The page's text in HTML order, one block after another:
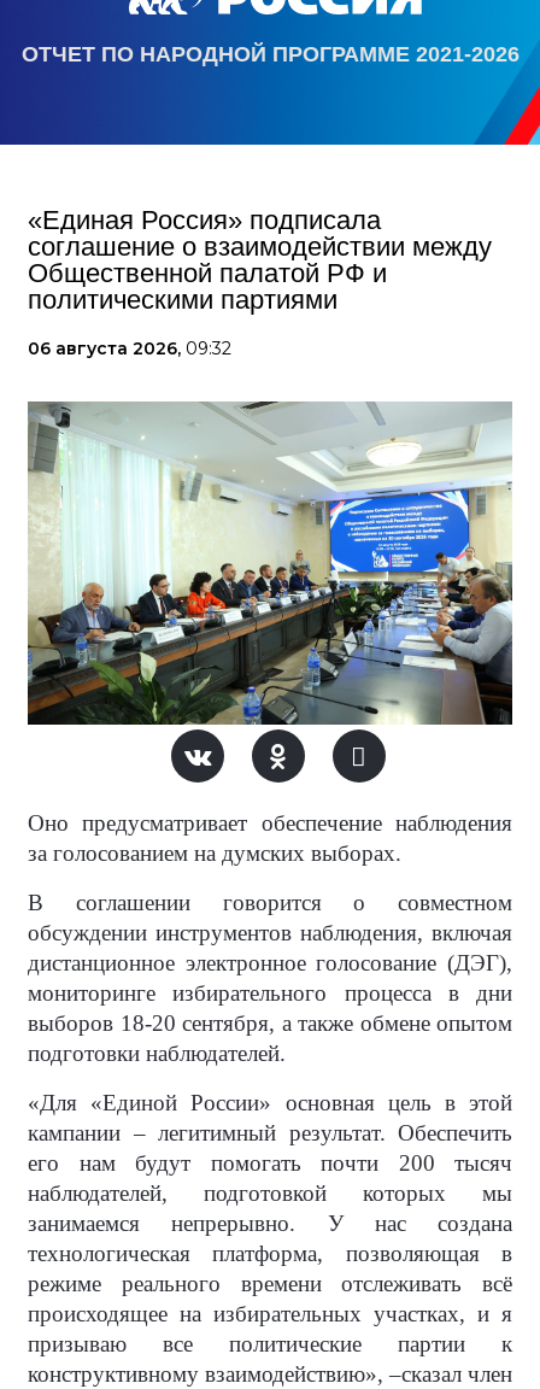
ОТЧЕТ ПО НАРОДНОЙ ПРОГРАММЕ 2021-2026
«Единая Россия» подписала
соглашение о взаимодействии между
Общественной палатой РФ и
политическими партиями
06 августа 2026, 09:32
Оно предусматривает обеспечение наблюдения
за голосованием на думских выборах.
В соглашении говорится о совместном
обсуждении инструментов наблюдения, включая
дистанционное электронное голосование (ДЭГ),
мониторинге избирательного процесса в дни
выборов 18-20 сентября, а также обмене опытом
подготовки наблюдателей.
«Для «Единой России» основная цель в этой
кампании – легитимный результат. Обеспечить
его нам будут помогать почти 200 тысяч
наблюдателей, подготовкой которых мы
занимаемся непрерывно. У нас создана
технологическая платформа, позволяющая в
режиме реального времени отслеживать всё
происходящее на избирательных участках, и я
призываю все политические партии к
конструктивному взаимодействию», –сказал член